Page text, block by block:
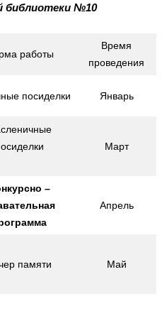
библиотеки №10
работы
Время
проведения
посиделки Январь
Март
–
Апрель
памяти Май